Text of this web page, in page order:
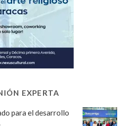
EXPERTA
para el desarrollo